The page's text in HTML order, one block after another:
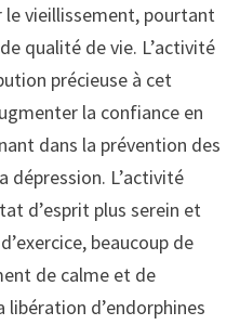
le vieillissement, pourtant
qualité de vie. L’activité
précieuse à cet
la confiance en
dans la prévention des
dépression. L’activité
d’esprit plus serein et
beaucoup de
de calme et de
d’endorphines